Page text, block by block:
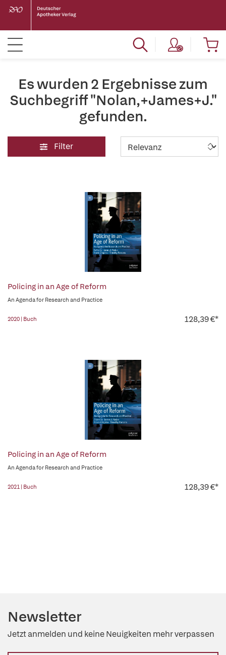
Es wurden 2 Ergebnisse zum
Suchbegriff "Nolan,+James+J."
gefunden.
Filter
Policing in an Age of Reform
An Agenda for Research and Practice
2020 | Buch 128,39 €*
Policing in an Age of Reform
An Agenda for Research and Practice
2021 | Buch 128,39 €*
Newsletter
Jetzt anmelden und keine Neuigkeiten mehr verpassen